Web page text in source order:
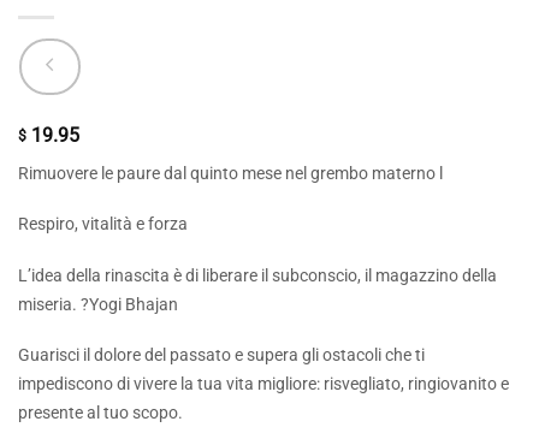
$ 19.95
Rimuovere le paure dal quinto mese nel grembo materno l
Respiro, vitalità e forza
L’idea della rinascita è di liberare il subconscio, il magazzino della
miseria. ?Yogi Bhajan
Guarisci il dolore del passato e supera gli ostacoli che ti
impediscono di vivere la tua vita migliore: risvegliato, ringiovanito e
presente al tuo scopo.